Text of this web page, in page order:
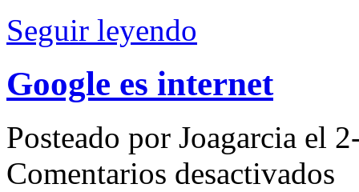
Seguir leyendo
Google es internet
Posteado por Joagarcia el
Comentarios desactivados